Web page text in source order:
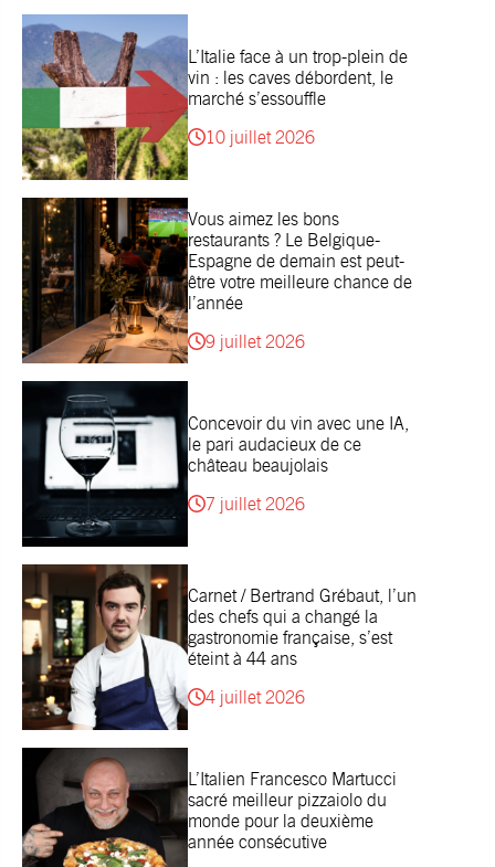
L’Italie face à un trop-plein de
vin : les caves débordent, le
marché s’essouffle
10 juillet 2026
Vous aimez les bons
restaurants ? Le Belgique-
Espagne de demain est peut-
être votre meilleure chance de
l’année
9 juillet 2026
Concevoir du vin avec une IA,
le pari audacieux de ce
château beaujolais
7 juillet 2026
Carnet / Bertrand Grébaut, l’un
des chefs qui a changé la
gastronomie française, s’est
éteint à 44 ans
4 juillet 2026
L’Italien Francesco Martucci
sacré meilleur pizzaiolo du
monde pour la deuxième
année consécutive